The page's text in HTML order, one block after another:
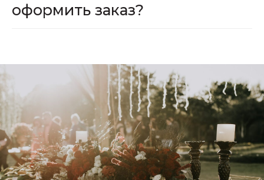
оформить заказ?